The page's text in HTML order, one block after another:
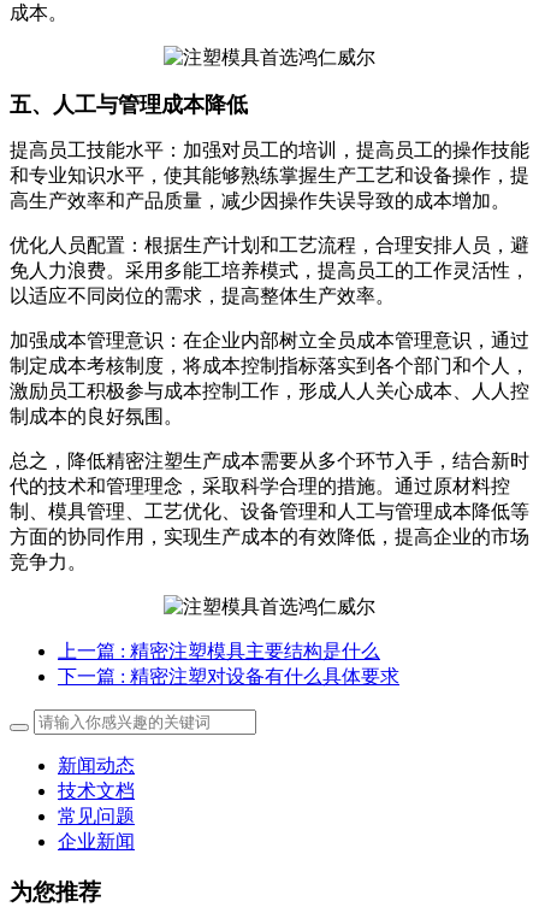
成本。
五、人工与管理成本降低
提高员工技能水平：加强对员工的培训，提高员工的操作技能
和专业知识水平，使其能够熟练掌握生产工艺和设备操作，提
高生产效率和产品质量，减少因操作失误导致的成本增加。
优化人员配置：根据生产计划和工艺流程，合理安排人员，避
免人力浪费。采用多能工培养模式，提高员工的工作灵活性，
以适应不同岗位的需求，提高整体生产效率。
加强成本管理意识：在企业内部树立全员成本管理意识，通过
制定成本考核制度，将成本控制指标落实到各个部门和个人，
激励员工积极参与成本控制工作，形成人人关心成本、人人控
制成本的良好氛围。
总之，降低精密注塑生产成本需要从多个环节入手，结合新时
代的技术和管理理念，采取科学合理的措施。通过原材料控
制、模具管理、工艺优化、设备管理和人工与管理成本降低等
方面的协同作用，实现生产成本的有效降低，提高企业的市场
竞争力。
上一篇 : 精密注塑模具主要结构是什么
下一篇 : 精密注塑对设备有什么具体要求
新闻动态
技术文档
常见问题
企业新闻
为您推荐